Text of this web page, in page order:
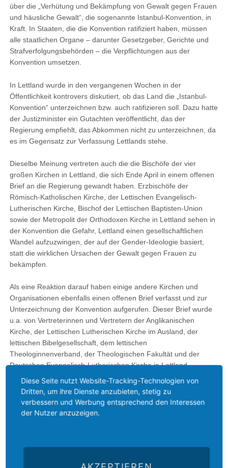
über die „Verhütung und Bekämpfung von Gewalt gegen Frauen
und häusliche Gewalt“, die sogenannte Istanbul-Konvention, in
Kraft. In Staaten, die die Konvention ratifiziert haben, müssen
alle staatlichen Organe – darunter Gesetzgeber, Gerichte und
Strafverfolgungsbehörden – die Verpflichtungen aus der
Konvention umsetzen.
In Lettland wurde in den vergangenen Wochen in der
Öffentlichkeit kontrovers diskutiert, ob das Land die „Istanbul-
Konvention“ unterzeichnen bzw. auch ratifizieren soll. Dazu hatte
der Justizminister ein Gutachten veröffentlicht, das der
Regierung empfiehlt, das Abkommen nicht zu unterzeichnen, da
es im Gegensatz zur Verfassung Lettlands stehe.
Dieselbe Meinung vertreten auch die die Bischöfe der vier
großen Kirchen in Lettland, die sich Ende April in einem offenen
Brief an die Regierung gewandt haben. Erzbischöfe der
Römisch-Katholischen Kirche, der Lettischen Evangelisch-
Lutherischen Kirche, Bischof der Lettischen Baptisten-Union
sowie der Metropolit der Orthodoxen Kirche in Lettland sehen in
der Konvention die Gefahr, Lettland einen gesellschaftlichen
Wandel aufzuzwingen, der auf der Gender-Ideologie basiert,
statt die wirklichen Ursachen der Gewalt gegen Frauen zu
bekämpfen.
Als eine Reaktion darauf haben einige andere Kirchen und
Organisationen ebenfalls einen offenen Brief verfasst und zur
Unterzeichnung der Konvention aufgerufen. Dieser Brief wurde
u.a. von Vertreterinnen und Vertretern der Anglikanischen
Kirche, der Lettischen Lutherischen Kirche im Ausland, der
lettischen Bibelgesellschaft, dem lettischen
Theologinnenverband, der Theologischen Fakultät und der
Deutschen Evangelisch-Lutherischen Kirche in Lettland
unterzeichnet.
Am 10. Mai 2016 hat die lettische Regierung nach einer langen
Diskussion die Unterzeichnung unterstützt. Auch der Präsident
Diese Seite nutzt Website-Tracking-Technologien von
Dritten, um ihre Dienste anzubieten, stetig zu
verbessern und Werbung entsprechend den Interessen
der Nutzer anzuzeigen.